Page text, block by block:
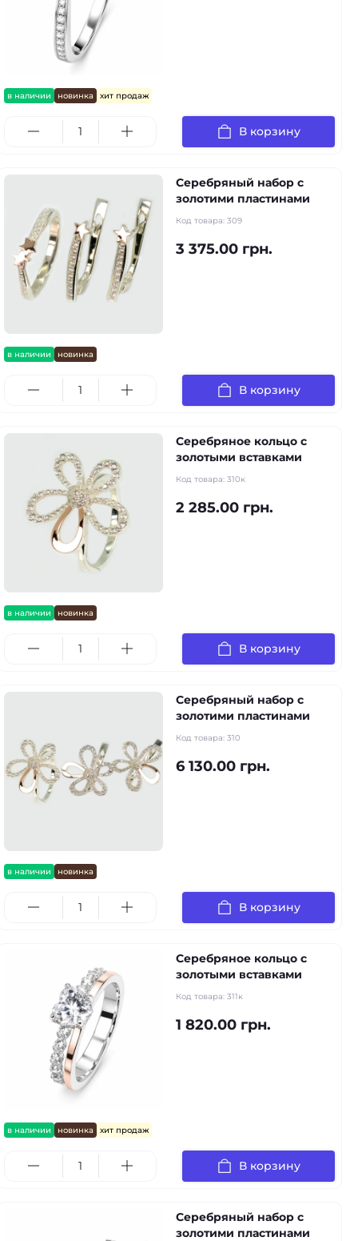
в наличии новинка хит продаж
В корзину
в наличии новинка
Серебряный набор с
золотими пластинами
Код товара: 309
3 375.00 грн.
В корзину
в наличии новинка
Серебряное кольцо с
золотыми вставками
Код товара: 310к
2 285.00 грн.
В корзину
в наличии новинка
Серебряный набор с
золотими пластинами
Код товара: 310
6 130.00 грн.
В корзину
в наличии новинка хит продаж
Серебряное кольцо с
золотыми вставками
Код товара: 311к
1 820.00 грн.
В корзину
Серебряный набор с
золотими пластинами